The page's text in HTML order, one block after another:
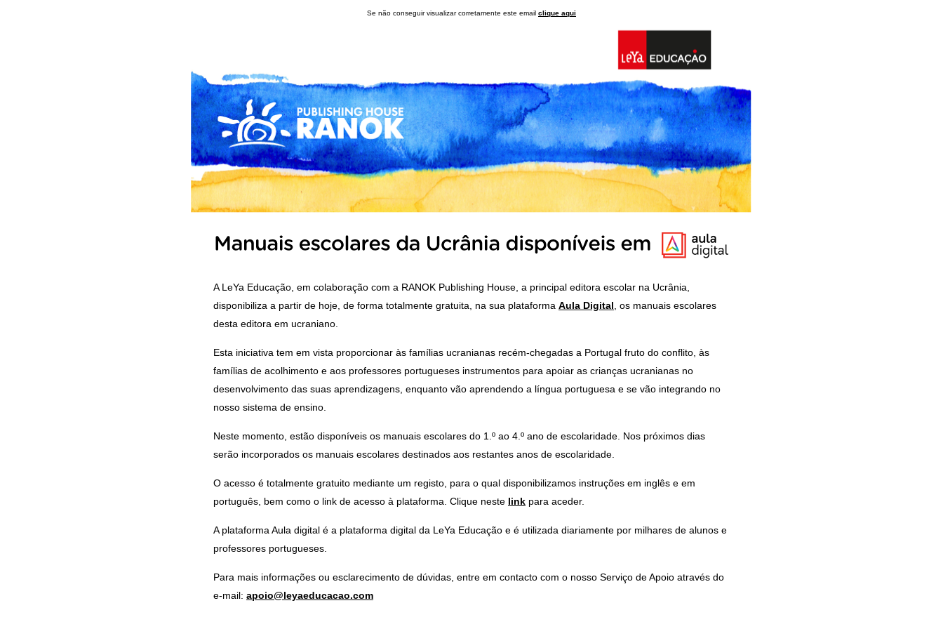
Se não conseguir visualizar corretamente este email clique aqui
A LeYa Educação, em colaboração com a RANOK Publishing House, a principal editora escolar na Ucrânia,
disponibiliza a partir de hoje, de forma totalmente gratuita, na sua plataforma Aula Digital , os manuais escolares
desta editora em ucraniano.
Esta iniciativa tem em vista proporcionar às famílias ucranianas recém-chegadas a Portugal fruto do conflito, às
famílias de acolhimento e aos professores portugueses instrumentos para apoiar as crianças ucranianas no
desenvolvimento das suas aprendizagens, enquanto vão aprendendo a língua portuguesa e se vão integrando no
nosso sistema de ensino.
Neste momento, estão disponíveis os manuais escolares do 1.º ao 4.º ano de escolaridade. Nos próximos dias
serão incorporados os manuais escolares destinados aos restantes anos de escolaridade.
O acesso é totalmente gratuito mediante um registo, para o qual disponibilizamos instruções em inglês e em
português, bem como o link de acesso à plataforma. Clique neste link para aceder.
A plataforma Aula digital é a plataforma digital da LeYa Educação e é utilizada diariamente por milhares de alunos e
professores portugueses.
Para mais informações ou esclarecimento de dúvidas, entre em contacto com o nosso Serviço de Apoio através do
e-mail: apoio@leyaeducacao.com